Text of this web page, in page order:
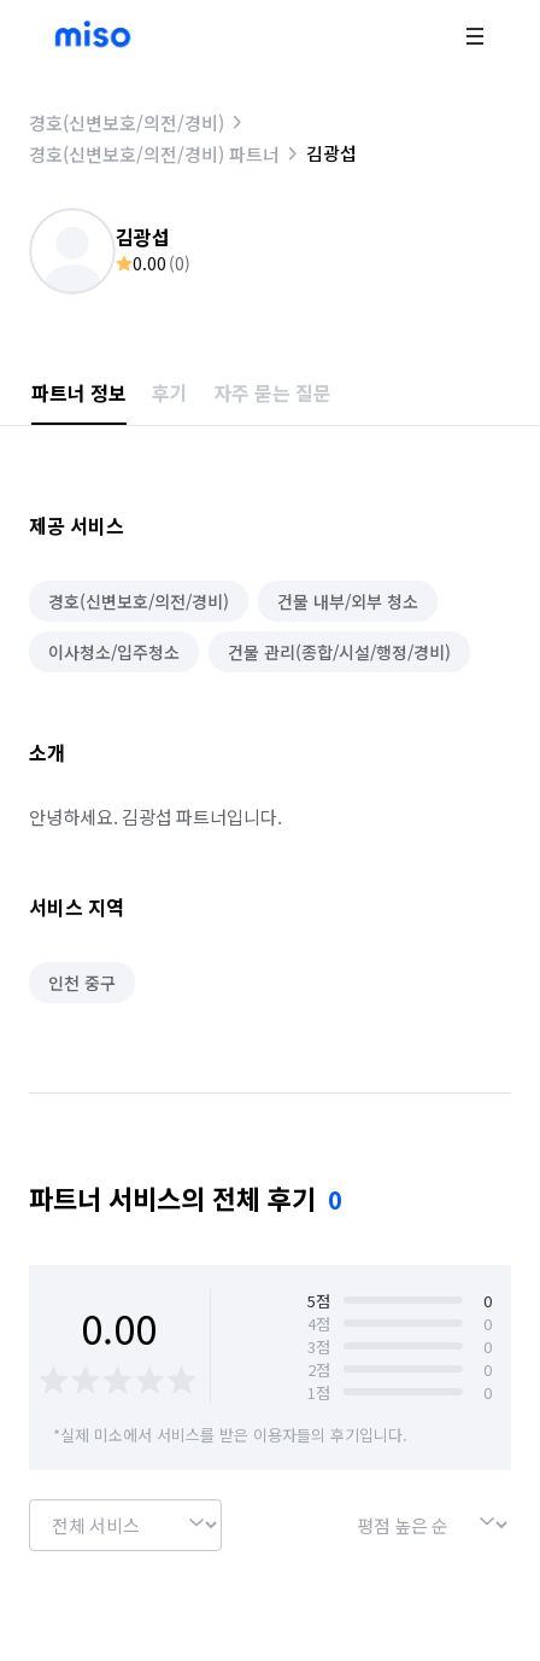
경호(신변보호/의전/경비)
경호(신변보호/의전/경비) 파트너
김광섭
김광섭
0.00 (0)
파트너 정보 후기 자주 묻는 질문
제공 서비스
경호(신변보호/의전/경비) 건물 내부/외부 청소
이사청소/입주청소 건물 관리(종합/시설/행정/경비)
소개
안녕하세요. 김광섭 파트너입니다.
서비스 지역
인천 중구
파트너 서비스의 전체 후기 0
0.00 5점
0
4점
0
3점
0
2점
0
1점
0
*실제 미소에서 서비스를 받은 이용자들의 후기입니다.